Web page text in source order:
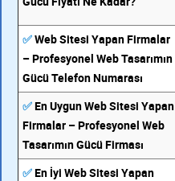
✅Web Sitesi Yapan Firmalar
– Profesyonel Web Tasarımın
Gücü Telefon Numarası
✅En Uygun Web Sitesi Yapan
Firmalar – Profesyonel Web
Tasarımın Gücü Firması
✅En İyi Web Sitesi Yapan